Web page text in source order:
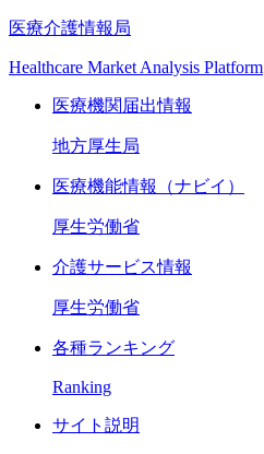
医療介護情報局
Healthcare Market Analysis Platform
医療機関届出情報
地方厚生局
医療機能情報（ナビイ）
厚生労働省
介護サービス情報
厚生労働省
各種ランキング
Ranking
サイト説明